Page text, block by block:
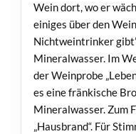
Wein dort, wo er
einiges über den
Nichtweintrinker
Mineralwasser. Im
der Weinprobe
es eine fränkische
Mineralwasser. Zum
„Hausbrand“. Für